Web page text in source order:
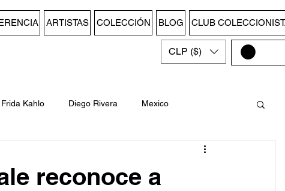
ARTISTAS COLECCIÓN BLOG CLUB
CLP ($)
Frida Kahlo Diego Rivera Mexico
reconoce a